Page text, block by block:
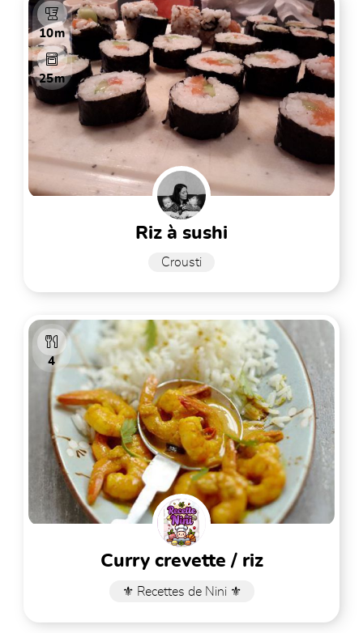
10m
25m
riz à sushi
Crousti
4
curry crevette / riz
⚜️ Recettes de Nini ⚜️